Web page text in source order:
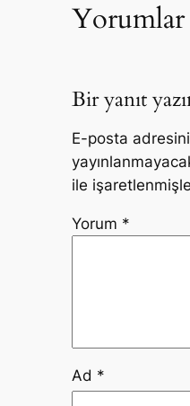
Yorumlar
Bir yanıt
E-posta
ile
Yorum *
Ad *